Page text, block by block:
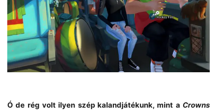
Ó de rég volt ilyen szép kalandjátékunk, mint a Crowns